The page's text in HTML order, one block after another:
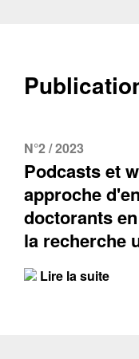
N°2 / 2023
Podcasts et
approche
doctorants
la recherche
Lire la suite